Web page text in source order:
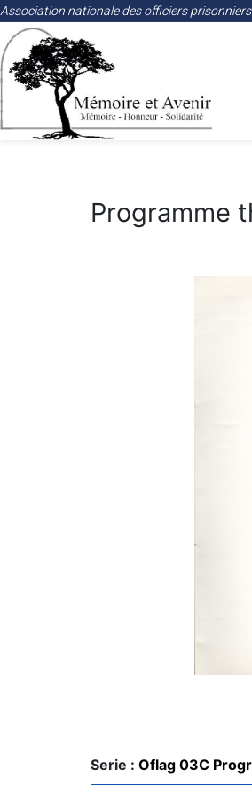
Association nationale des officiers
Programme
Serie : Oflag 03C